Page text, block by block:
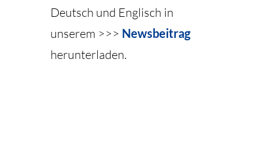
Deutsch und Englisch in
unserem >>> Newsbeitrag
herunterladen.